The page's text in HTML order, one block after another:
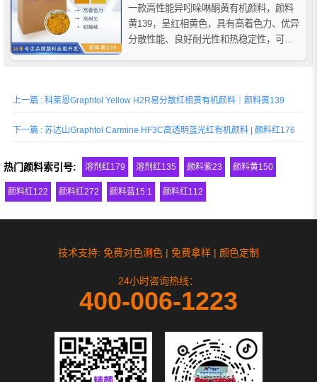
一款高性能异吲哚啉酮黄有机颜料，颜料
黄139，呈红相黄色，具有高着色力、优异
分散性能、良好耐光性和热稳定性，可替
上一篇 : 科莱恩Graphtol Yellow H2R易分散红相黄有机颜料｜颜料黄139
下一篇 : 苏达山Graphtol Carmine HF3C高透明蓝光红有机颜料 | 颜料红176
热门颜料索引号: 溶剂红179 溶剂红135 颜料紫23 颜料黄150
颜料红122 颜料红272 颜料蓝15:1 颜料红112
技术支持: 免费对色测色 | 免费拿样 | 颜色定制
24小时咨询热线：
400-006-1223